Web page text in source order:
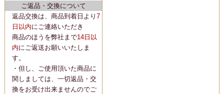
ご返品・交換について
返品交換は、商品到着日より 7
日以内にご連絡いただき
商品のほうを弊社まで14日以
内にご返送お願いいたしま
す。
・但し、ご使用頂いた商品に
関しましては、一切返品・交
換をお受け出来ませんのでご